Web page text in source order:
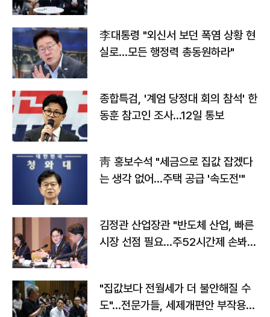
李대통령 "외신서 보던 폭염 상황 현
실로…모든 행정력 총동원하라"
종합특검, '계엄 당정대 회의 참석' 한
동훈 참고인 조사...12일 통보
靑 홍보수석 "세금으로 집값 잡겠다
는 생각 없어…주택 공급 '속도전'"
김정관 산업장관 "반도체 산업, 빠른
시장 선점 필요…주52시간제 손봐
"집값보다 전월세가 더 불안해질 수
도"…전문가들, 세제개편안 부작용